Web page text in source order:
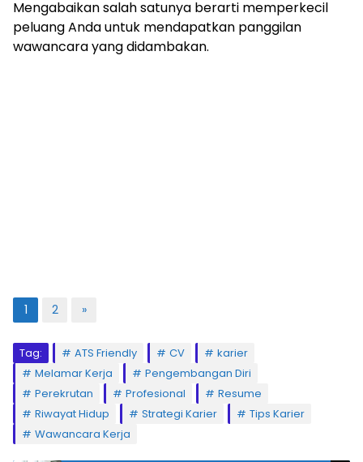
Mengabaikan salah satunya berarti memperkecil
peluang Anda untuk mendapatkan panggilan
wawancara yang didambakan.
1 2 »
Tag: ATS Friendly CV
karier
Melamar Kerja
Pengembangan Diri
Perekrutan
Profesional
Resume
Riwayat Hidup
Strategi Karier
Tips Karier
Wawancara Kerja